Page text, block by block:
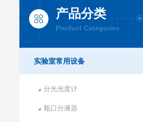
产品分类
Product Categories
实验室常用设备
分光光度计
瓶口分液器